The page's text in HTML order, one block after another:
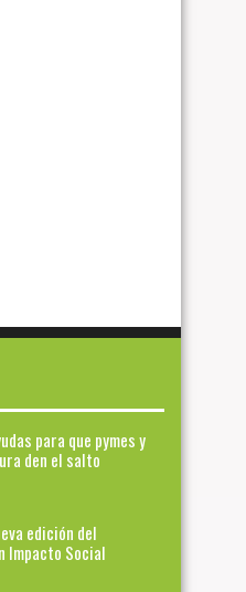
para que pymes y
den el salto
edición del
Impacto Social